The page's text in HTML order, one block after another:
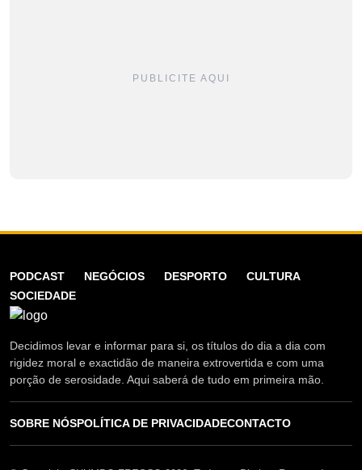
PUBLICITE AQUI
PODCAST NEGÓCIOS DESPORTO
CULTURA
SOCIEDADE
Decidimos levar e informar para si, os títulos do dia a dia com
rigidez moral e exactidão de maneira extrovertida e com uma
porção de serosidade. Aqui saberá de tudo em primeira mão.
SOBRE NÓSPOLÍTICA DE PRIVACIDADECONTACTO